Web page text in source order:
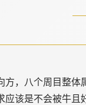
，八个周目整
应该是不会被牛且